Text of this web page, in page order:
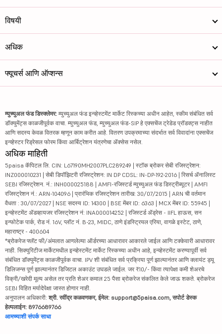
विषयी
अधिक
फ्यूचर्स आणि ऑप्शन्स
म्युच्युअल फंड डिस्क्लेमर: म्युच्युअल फंड इन्व्हेस्टमेंट मार्केट रिस्कच्या अधीन आहेत, स्कीम संबंधित सर्व
डॉक्युमेंट्स काळजीपूर्वक वाचा. म्युच्युअल फंड, म्युच्युअल फंड-SIP हे एक्सचेंज ट्रेडेड प्रॉडक्ट्स नाहीत
आणि सदस्य केवळ वितरक म्हणून काम करीत आहे. वितरण उपक्रमाच्या संदर्भात सर्व विवादांना एक्सचेंज
इन्व्हेस्टर रिड्रेसल फोरम किंवा आर्बिट्रेशन यंत्रणेचा ॲक्सेस नसेल.
अधिक माहिती
5paisa कॅपिटल लि. CIN: L67190MH2007PLC289249 | स्टॉक ब्रोकर सेबी रजिस्ट्रेशन:
INZ000010231 | सेबी डिपॉझिटरी रजिस्ट्रेशन: IN DP CDSL: IN-DP-192-2016 | रिसर्च ॲनालिस्ट
SEBI रजिस्ट्रेशन. नं.: INH000025188 | AMFI-रजिस्टर्ड म्युच्युअल फंड डिस्ट्रीब्यूटर | AMFI
रजिस्ट्रेशन नं.: ARN-104096 | प्रारंभिक रजिस्ट्रेशन तारीख: 30/07/2015 | ARN ची वर्तमान
वैधता : 30/07/2027 | NSE सदस्य ID: 14300 | BSE मेंबर ID: 6363 | MCX मेंबर ID: 55945 |
इन्व्हेस्टमेंट ॲडव्हायजर रजिस्ट्रेशन नं: INA000014252 | रजिस्टर्ड ॲड्रेस - IIFL हाऊस, सन
इन्फोटेक पार्क, रोड नं. 16V, प्लॉट नं. B-23, MIDC, ठाणे इंडस्ट्रियल एरिया, वागळे इस्टेट, ठाणे,
महाराष्ट्र - 400604
*ब्रोकरेज फ्लॅट फी/अंमलात आणलेल्या ऑर्डरच्या आधारावर आकारले जाईल आणि टक्केवारी आधारावर
नाही. सिक्युरिटीज मार्केटमधील इन्व्हेस्टमेंट मार्केट रिस्कच्या अधीन आहे, इन्व्हेस्टमेंट करण्यापूर्वी सर्व
संबंधित डॉक्युमेंट्स काळजीपूर्वक वाचा. IPV शी संबंधित सर्व प्रक्रिया पूर्ण झाल्यानंतर आणि क्लायंट ड्यू
डिलिजन्स पूर्ण झाल्यानंतर डिजिटल अकाउंट उघडले जाईल. जर ₹10/- किंवा त्यापेक्षा कमी शेअरचे
विक्री/खरेदी मूल्य असेल तर प्रति शेअर कमाल 25 पैसा ब्रोकरेज संकलित केले जाऊ शकते. ब्रोकरेज
SEBI विहित मर्यादेपेक्षा जास्त होणार नाही.
अनुपालन अधिकारी: श्री. रवींद्र कळवणकर, ईमेल: support@5paisa.com, सपोर्ट डेस्क
हेल्पलाईन: 8976689766
आमच्याशी संपर्क साधा